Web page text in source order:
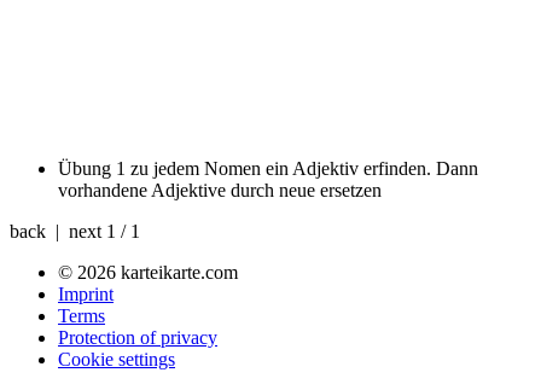
Übung 1 zu jedem Nomen ein Adjektiv erfinden. Dann
vorhandene Adjektive durch neue ersetzen
back | next 1 / 1
© 2026 karteikarte.com
Imprint
Terms
Protection of privacy
Cookie settings